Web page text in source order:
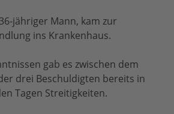
jähriger Mann, kam zur
ins Krankenhaus.
gab es zwischen dem
drei Beschuldigten bereits in
Tagen Streitigkeiten.